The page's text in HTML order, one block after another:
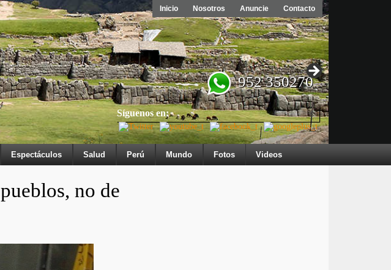
Inicio Nosotros Anuncie Contacto
952 350270
Síguenos en:
Espectáculos Salud Perú Mundo Fotos Videos
no de